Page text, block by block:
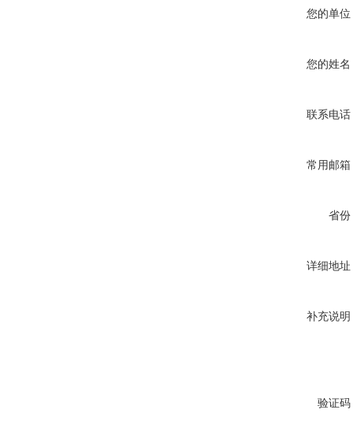
您的单位
您的姓名
联系电话
常用邮箱
省份
详细地址
补充说明
验证码